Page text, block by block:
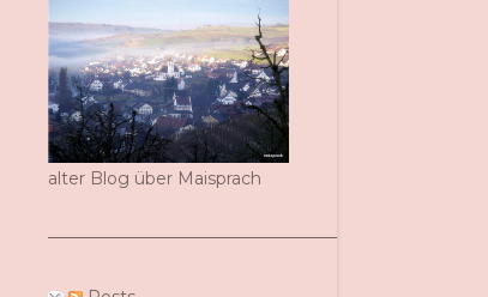
alter Blog über Maisprach